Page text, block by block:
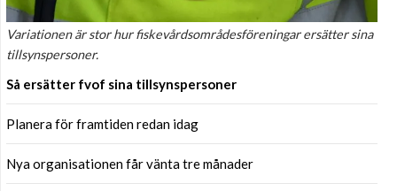
Variationen är stor hur fiskevårdsområdesföreningar ersätter sina
tillsynspersoner.
Så ersätter fvof sina tillsynspersoner
Planera för framtiden redan idag
Nya organisationen får vänta tre månader